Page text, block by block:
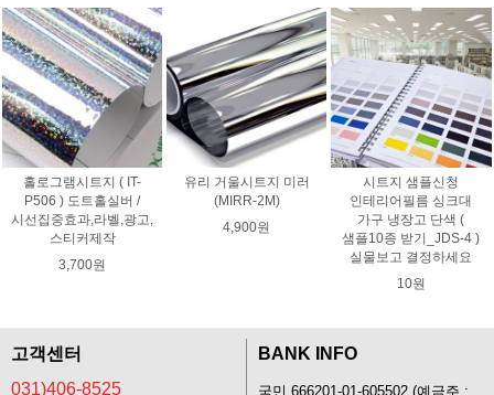
홀로그램시트지 ( IT-
P506 ) 도트홀실버 /
시선집중효과,라벨,광고,
스티커제작
3,700원
유리 거울시트지 미러
(MIRR-2M)
4,900원
시트지 샘플신청
인테리어필름 싱크대
가구 냉장고 단색 (
샘플10종 받기_JDS-4 )
실물보고 결정하세요
10원
고객센터
031)406-8525
BANK INFO
국민 666201-01-605502 (예금주 :